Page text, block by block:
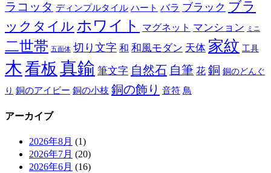
ラコッタ ディンプルタイル ハート バラ ブラック ブラ
ックタイル ホワイト マグネット マンション ミニ
二世帯 五面体 切り文字 和 和風モダン 天体 家紋 工具
木看板 真鍮 筆文字 自然石 自筆 花 銅 銅のどんぐ
り 銅のアイビー 銅の小枝 銅の飾り 音符 鳥
アーカイブ
2026年8月 (1)
2026年7月 (20)
2026年6月 (16)